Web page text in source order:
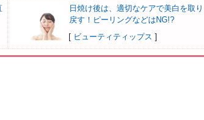
日焼け後は、適切なケアで美白を取り
戻す！ピーリングなどはNG!?
[ ビューティティップス ]